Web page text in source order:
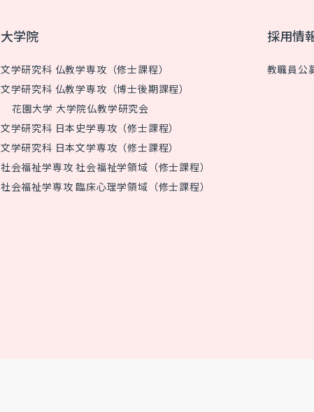
大学院
文学研究科 仏教学専攻（修士課程）
文学研究科 仏教学専攻（博士後期課程）
花園大学 大学院仏教学研究会
文学研究科 日本史学専攻（修士課程）
文学研究科 日本文学専攻（修士課程）
社会福祉学専攻 社会福祉学領域（修士課程）
社会福祉学専攻 臨床心理学領域（修士課程）
採用情
教職員公